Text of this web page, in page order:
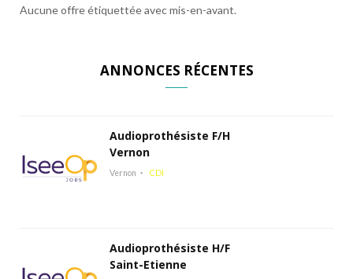
Aucune offre étiquettée avec mis-en-avant.
ANNONCES RÉCENTES
Audioprothésiste F/H
Vernon
Vernon CDI
Audioprothésiste H/F
Saint-Etienne